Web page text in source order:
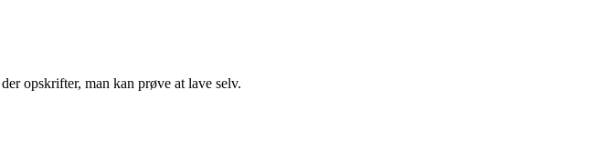
opskrifter, man kan prøve at lave selv.